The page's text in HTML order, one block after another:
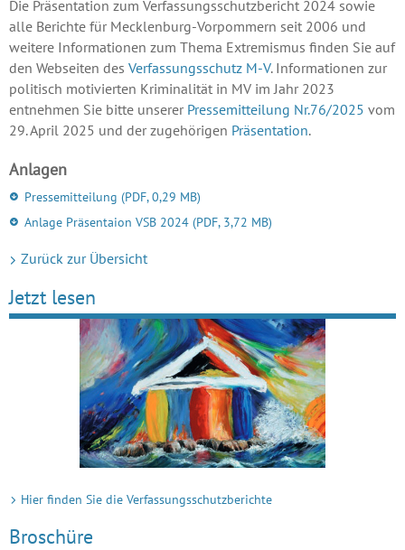
Die Präsentation zum Verfassungsschutzbericht 2024 sowie
alle Berichte für Mecklenburg-Vorpommern seit 2006 und
weitere Informationen zum Thema Extremismus finden Sie auf
den Webseiten des Verfassungsschutz M-V. Informationen zur
politisch motivierten Kriminalität in MV im Jahr 2023
entnehmen Sie bitte unserer Pressemitteilung Nr.76/2025 vom
29. April 2025 und der zugehörigen Präsentation.
Anlagen
Pressemitteilung (PDF, 0,29 MB)
Anlage Präsentaion VSB 2024 (PDF, 3,72 MB)
Zurück zur Übersicht
Jetzt lesen
Hier finden Sie die Verfassungsschutzberichte
Broschüre